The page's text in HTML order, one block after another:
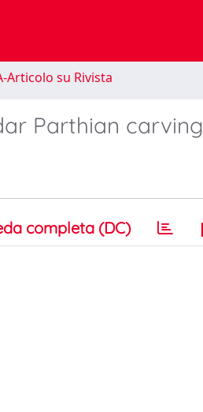
Articolo su Rivista
Parthian carving
completa (DC)